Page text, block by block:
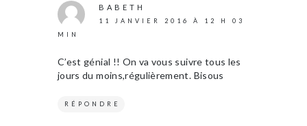
BABETH
11 JANVIER 2016 À 12 H 03
MIN
C’est génial !! On va vous suivre tous les
jours du moins,régulièrement. Bisous
RÉPONDRE